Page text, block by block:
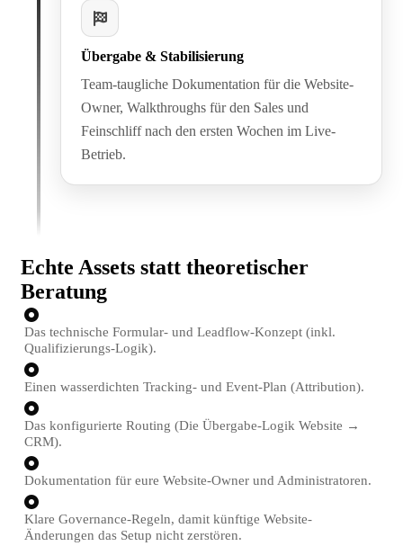
Übergabe & Stabilisierung
Team-taugliche Dokumentation für die Website-
Owner, Walkthroughs für den Sales und
Feinschliff nach den ersten Wochen im Live-
Betrieb.
Echte Assets statt theoretischer
Beratung
Das technische Formular- und Leadflow-Konzept (inkl.
Qualifizierungs-Logik).
Einen wasserdichten Tracking- und Event-Plan (Attribution).
Das konfigurierte Routing (Die Übergabe-Logik Website →
CRM).
Dokumentation für eure Website-Owner und Administratoren.
Klare Governance-Regeln, damit künftige Website-
Änderungen das Setup nicht zerstören.